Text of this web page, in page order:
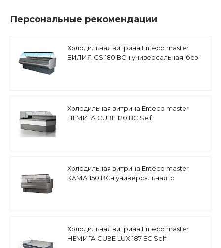
Персональные рекомендации
Холодильная витрина Enteco master
ВИЛИЯ CS 180 ВСн универсальная, без
Холодильная витрина Enteco master
НЕМИГА CUBE 120 ВС Self
Холодильная витрина Enteco master
КАМА 150 BCн универсальная, с
Холодильная витрина Enteco master
НЕМИГА CUBE LUX 187 ВС Self